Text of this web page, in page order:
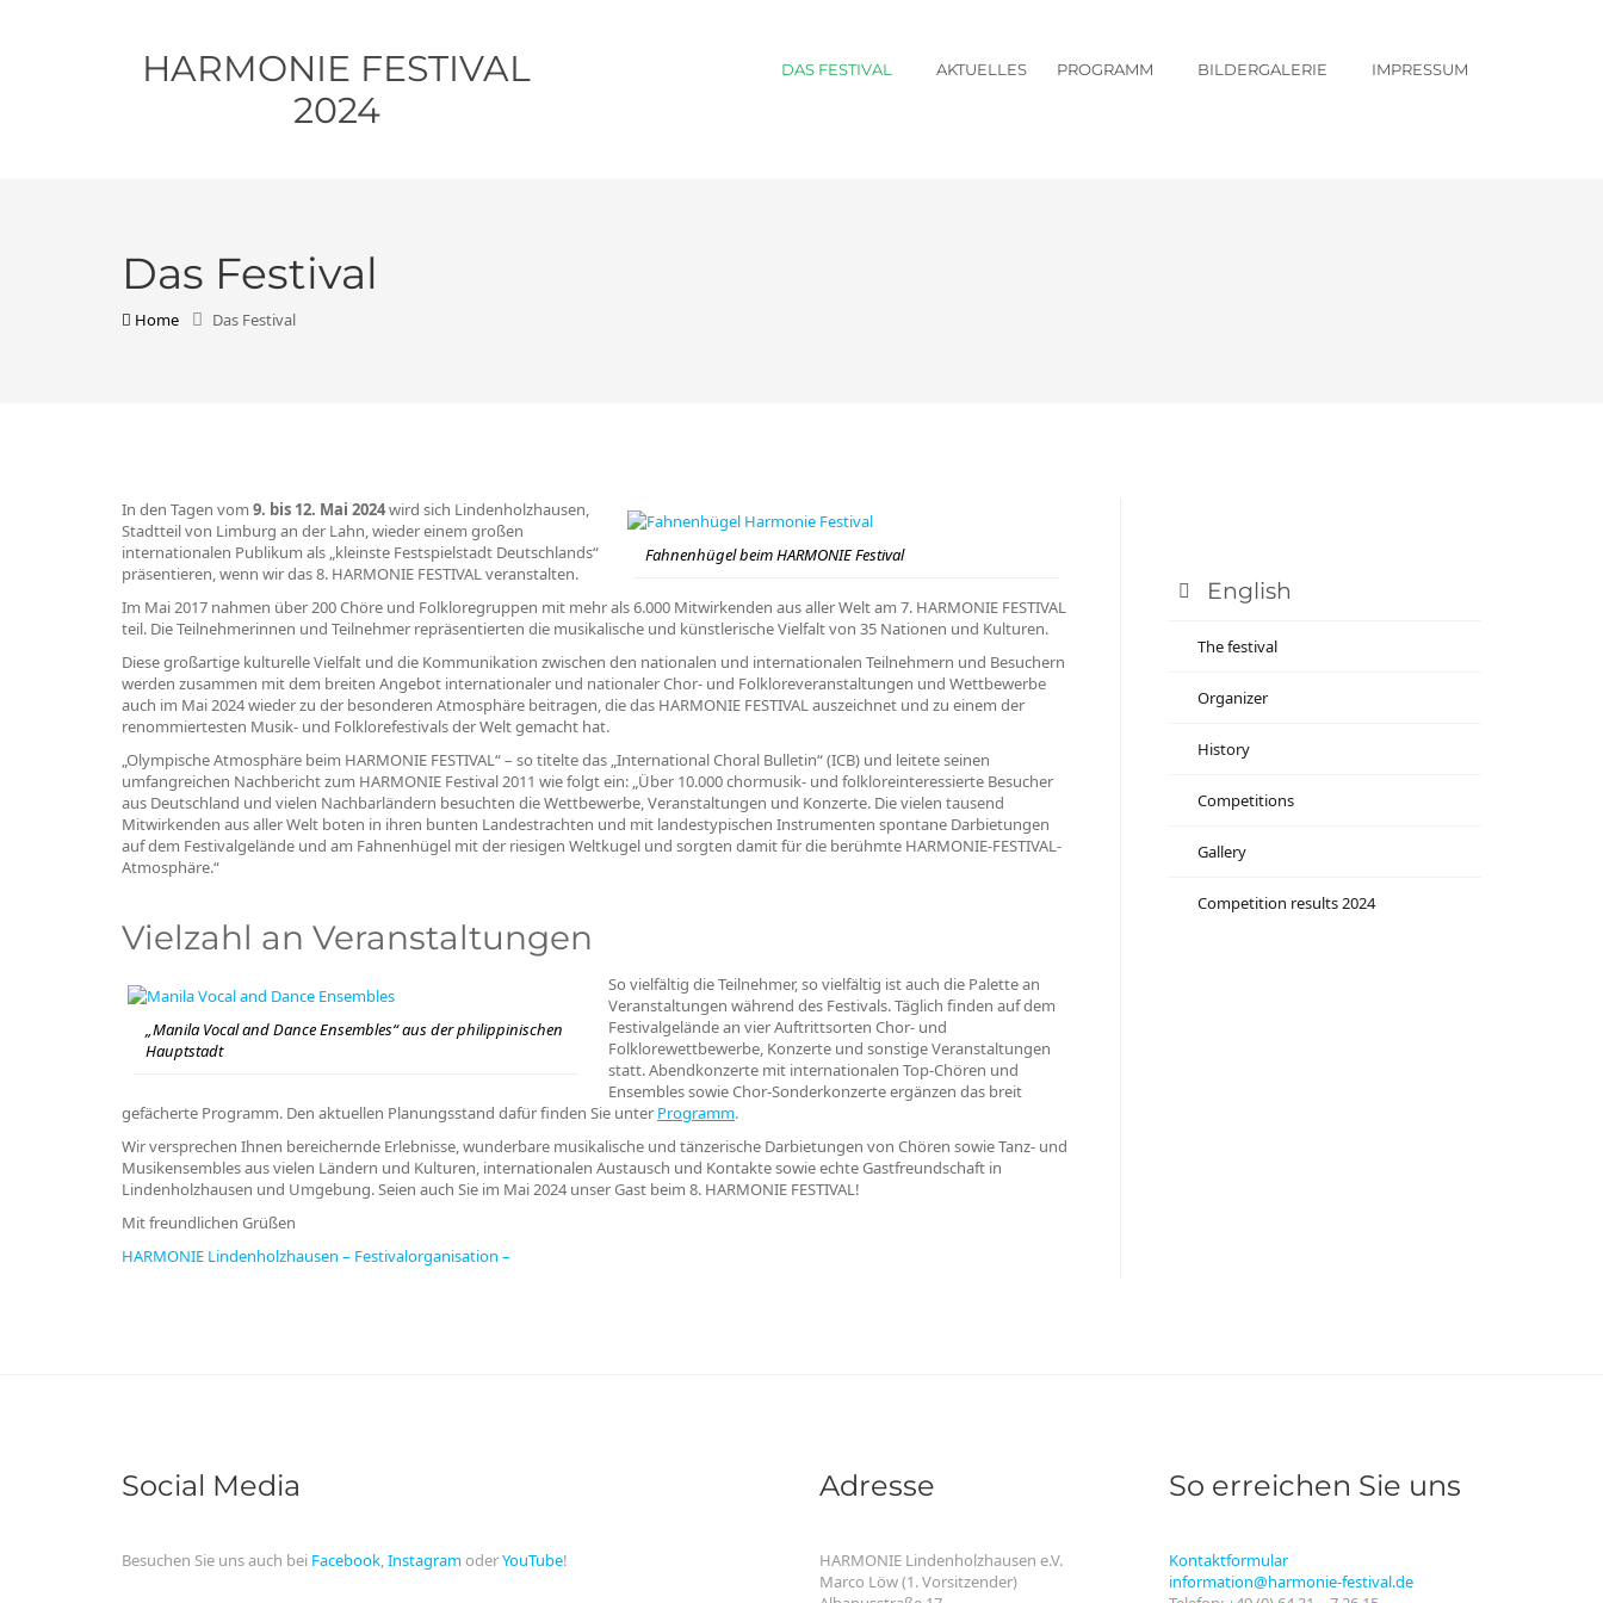
HARMONIE FESTIVAL
2024
DAS FESTIVAL AKTUELLES PROGRAMM BILDERGALERIE IMPRESSUM
Das Festival
Home Das Festival
Fahnenhügel beim HARMONIE Festival
In den Tagen vom 9. bis 12. Mai 2024wird sich Lindenholzhausen,
Stadtteil von Limburg an der Lahn, wieder einem großen
internationalen Publikum als „kleinste Festspielstadt Deutschlands“
präsentieren, wenn wir das 8. HARMONIE FESTIVAL veranstalten.
Im Mai 2017 nahmen über 200 Chöre und Folkloregruppen mit mehr als 6.000 Mitwirkenden aus aller Welt am 7. HARMONIE FESTIVAL
teil. Die Teilnehmerinnen und Teilnehmer repräsentierten die musikalische und künstlerische Vielfalt von 35 Nationen und Kulturen.
Diese großartige kulturelle Vielfalt und die Kommunikation zwischen den nationalen und internationalen Teilnehmern und Besuchern
werden zusammen mit dem breiten Angebot internationaler und nationaler Chor- und Folkloreveranstaltungen und Wettbewerbe
auch im Mai 2024 wieder zu der besonderen Atmosphäre beitragen, die das HARMONIE FESTIVAL auszeichnet und zu einem der
renommiertesten Musik- und Folklorefestivals der Welt gemacht hat.
„Olympische Atmosphäre beim HARMONIE FESTIVAL“ – so titelte das „International Choral Bulletin“ (ICB) und leitete seinen
umfangreichen Nachbericht zum HARMONIE Festival 2011 wie folgt ein: „Über 10.000 chormusik- und folkloreinteressierte Besucher
aus Deutschland und vielen Nachbarländern besuchten die Wettbewerbe, Veranstaltungen und Konzerte. Die vielen tausend
Mitwirkenden aus aller Welt boten in ihren bunten Landestrachten und mit landestypischen Instrumenten spontane Darbietungen
auf dem Festivalgelände und am Fahnenhügel mit der riesigen Weltkugel und sorgten damit für die berühmte HARMONIE-FESTIVAL-
Atmosphäre.“
Vielzahl an Veranstaltungen
„Manila Vocal and Dance Ensembles“ aus der philippinischen
Hauptstadt
So vielfältig die Teilnehmer, so vielfältig ist auch die Palette an
Veranstaltungen während des Festivals. Täglich finden auf dem
Festivalgelände an vier Auftrittsorten Chor- und
Folklorewettbewerbe, Konzerte und sonstige Veranstaltungen
statt. Abendkonzerte mit internationalen Top-Chören und
Ensembles sowie Chor-Sonderkonzerte ergänzen das breit
gefächerte Programm. Den aktuellen Planungsstand dafür finden Sie unter Programm.
Wir versprechen Ihnen bereichernde Erlebnisse, wunderbare musikalische und tänzerische Darbietungen von Chören sowie Tanz- und
Musikensembles aus vielen Ländern und Kulturen, internationalen Austausch und Kontakte sowie echte Gastfreundschaft in
Lindenholzhausen und Umgebung. Seien auch Sie im Mai 2024 unser Gast beim 8. HARMONIE FESTIVAL!
Mit freundlichen Grüßen
HARMONIE Lindenholzhausen – Festivalorganisation –
English
The festival
Organizer
History
Competitions
Gallery
Competition results 2024
Social Media
Besuchen Sie uns auch bei Facebook,InstagramoderYouTube!
Adresse
HARMONIE Lindenholzhausen e.V.
Marco Löw (1. Vorsitzender)
So erreichen Sie uns
Kontaktformular
information@harmonie-festival.de